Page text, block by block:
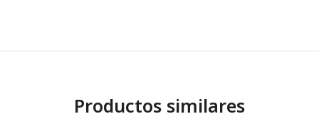
Productos similares